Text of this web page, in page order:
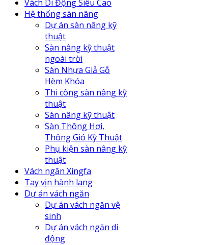
Vách Di Động Siêu Cao
Hệ thống sàn nâng
Dự án sàn nâng kỹ
thuật
Sàn nâng kỹ thuật
ngoài trời
Sàn Nhựa Giả Gỗ
Hèm Khóa
Thi công sàn nâng kỹ
thuật
Sàn nâng kỹ thuật
Sàn Thông Hơi,
Thông Gió Kỹ Thuật
Phụ kiện sàn nâng kỹ
thuật
Vách ngăn Xingfa
Tay vịn hành lang
Dự án vách ngăn
Dự án vách ngăn vệ
sinh
Dự án vách ngăn di
động